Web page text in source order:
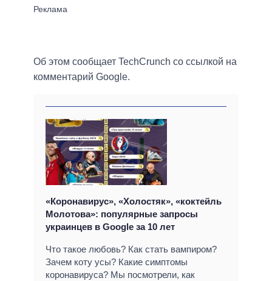
Об этом сообщает TechCrunch со ссылкой на
комментарий Google.
«Коронавирус», «Холостяк», «коктейль
Молотова»: популярные запросы
украинцев в Google за 10 лет
Что такое любовь? Как стать вампиром?
Зачем коту усы? Какие симптомы
коронавируса? Мы посмотрели, как